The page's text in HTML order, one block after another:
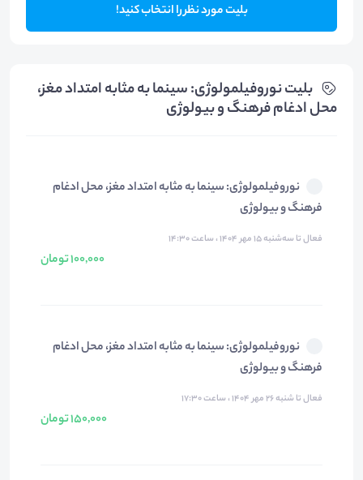
بلیت مورد نظر را انتخاب کنید!
بلیت‌ نوروفیلمولوژی: سینما به مثابه امتداد مغز،
محل ادغام فرهنگ و بیولوژی
نوروفیلمولوژی: سینما به مثابه امتداد مغز، محل ادغام
فرهنگ و بیولوژی
فعال تا سه‌شنبه ۱۵ مهر ۱۴۰۴ ، ساعت ۱۴:۳۰
100,000 تومان
نوروفیلمولوژی: سینما به مثابه امتداد مغز، محل ادغام
فرهنگ و بیولوژی
فعال تا شنبه ۲۶ مهر ۱۴۰۴ ، ساعت ۱۷:۳۰
150,000 تومان